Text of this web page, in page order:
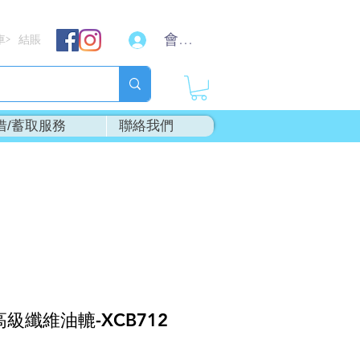
結賬 會員登入
/蓄取服務 聯絡我們
纖維油轆-XCB712